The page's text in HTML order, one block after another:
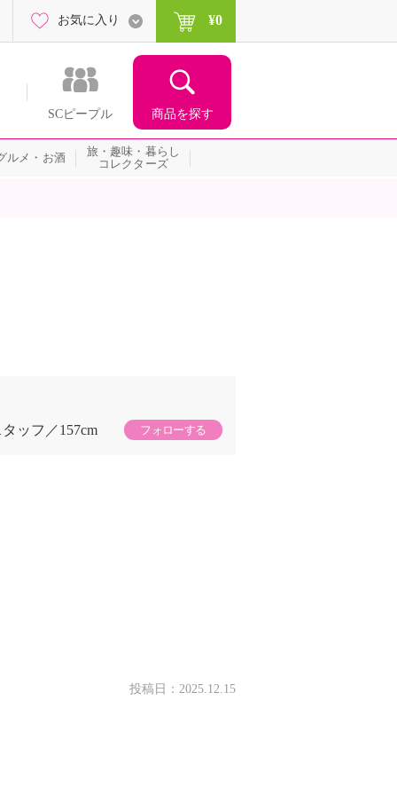
SCピープル 商品を探す
お気に入り ¥0
ルメ・お酒
旅・趣味・暮らし
コレクターズ
ッフ
157cm フォローする
投稿日： 2025.12.15